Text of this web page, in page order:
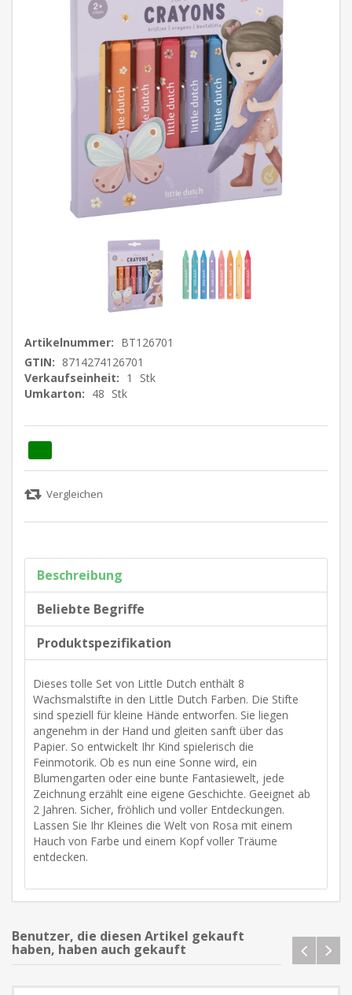
Artikelnummer: BT126701
GTIN: 8714274126701
Verkaufseinheit: 1
Stk
Umkarton: 48 Stk
Beschreibung
Beliebte Begriffe
Produktspezifikation
Dieses tolle Set von Little Dutch enthält 8
Wachsmalstifte in den Little Dutch Farben. Die Stifte
sind speziell für kleine Hände entworfen. Sie liegen
angenehm in der Hand und gleiten sanft über das
Papier. So entwickelt Ihr Kind spielerisch die
Feinmotorik. Ob es nun eine Sonne wird, ein
Blumengarten oder eine bunte Fantasiewelt, jede
Zeichnung erzählt eine eigene Geschichte. Geeignet ab
2 Jahren. Sicher, fröhlich und voller Entdeckungen.
Lassen Sie Ihr Kleines die Welt von Rosa mit einem
Hauch von Farbe und einem Kopf voller Träume
entdecken.
Benutzer, die diesen Artikel gekauft
haben, haben auch gekauft